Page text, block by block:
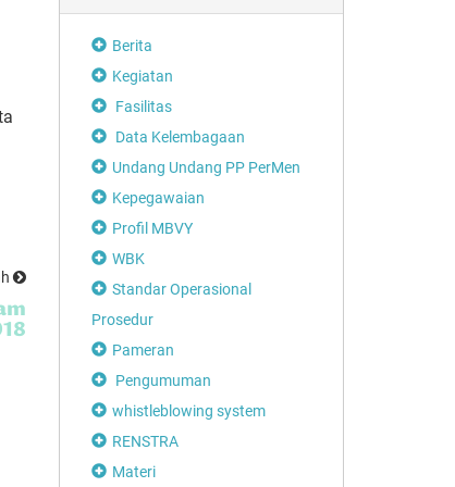
MEMBICARAKAN
TANAM PAKSA
Berita
Kegiatan
Fasilitas
Data Kelembagaan
Undang Undang PP PerMen
Kepegawaian
Profil MBVY
WBK
Standar Operasional
Prosedur
Pameran
Pengumuman
whistleblowing system
RENSTRA
Materi